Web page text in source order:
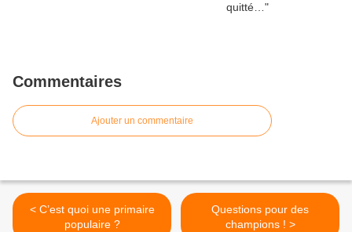
Commentaires
Ajouter un commentaire
< C’est quoi une primaire
populaire ?
Questions pour des
champions ! >